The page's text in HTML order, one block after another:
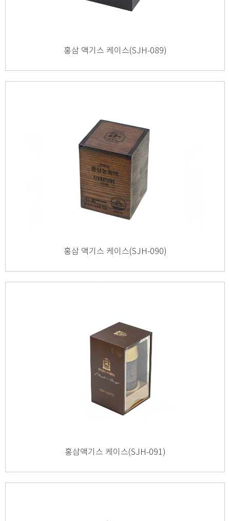
홍삼 액기스 케이스(SJH-089)
홍삼 액기스 케이스(SJH-090)
홍삼액기스 케이스(SJH-091)